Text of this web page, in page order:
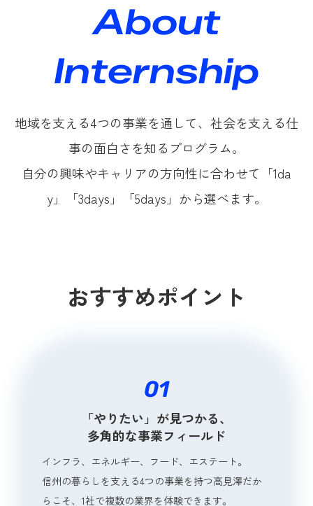
About
Internship
地域を支える4つの事業を通して、社会を支える仕
事の面白さを知るプログラム。
自分の興味やキャリアの方向性に合わせて「1da
y」「3days」「5days」から選べます。
おすすめポイント
01
「やりたい」が見つかる、
多角的な事業フィールド
インフラ、エネルギー、フード、エステート。
信州の暮らしを支える4つの事業を持つ高見澤だか
らこそ、1社で複数の業界を体験できます。